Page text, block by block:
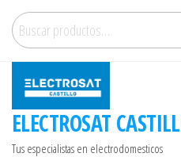
Saltar
contenido
Buscar
por:
ELECTROSAT
Tus especialistas en electrodomesticos